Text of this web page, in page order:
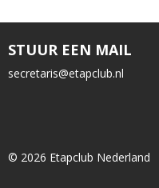
STUUR EEN MAIL
siraterces@etapclub.nl
© 2026 Etapclub Nederland